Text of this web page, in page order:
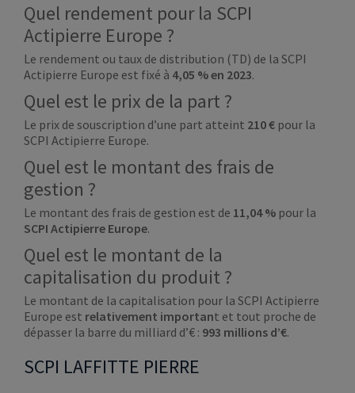
Quel rendement pour la SCPI
Actipierre Europe ?
Le rendement ou taux de distribution (TD) de la SCPI
Actipierre Europe est fixé à 4,05 %en 2023.
Quel est le prix de la part ?
Le prix de souscription d’une part atteint 210 € pour la
SCPI Actipierre Europe.
Quel est le montant des frais de
gestion ?
Le montant des frais de gestion est de 11,04 % pour la
SCPI Actipierre Europe.
Quel est le montant de la
capitalisation du produit ?
Le montant de la capitalisation pour la SCPI Actipierre
Europe est relativement important et tout proche de
dépasser la barre du milliard d’€ : 993 millions d’€.
SCPI LAFFITTE PIERRE